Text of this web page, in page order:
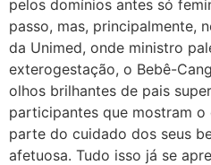
pelos domínios antes só
passo, mas, principalmente,
da Unimed, onde ministro
exterogestação, o Bebê-
olhos brilhantes de pais
participantes que mostram
parte do cuidado dos seus
afetuosa. Tudo isso já se